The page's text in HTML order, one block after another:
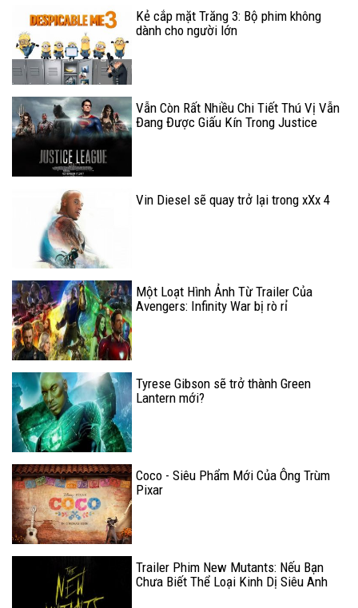
Kẻ cắp mặt Trăng 3: Bộ phim không
dành cho người lớn
Vẫn Còn Rất Nhiều Chi Tiết Thú Vị Vẫn
Đang Được Giấu Kín Trong Justice
Vin Diesel sẽ quay trở lại trong xXx 4
Một Loạt Hình Ảnh Từ Trailer Của
Avengers: Infinity War bị rò rỉ
Tyrese Gibson sẽ trở thành Green
Lantern mới?
Coco - Siêu Phẩm Mới Của Ông Trùm
Pixar
Trailer Phim New Mutants: Nếu Bạn
Chưa Biết Thể Loại Kinh Dị Siêu Anh